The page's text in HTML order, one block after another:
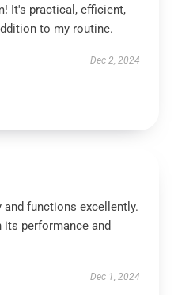
It's practical, efficient,
to my routine.
Dec 2, 2024
functions excellently.
its performance and
Dec 1, 2024